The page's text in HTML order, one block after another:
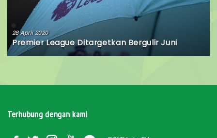
28 April 2020
Premier League Ditargetkan Bergulir Juni
Terhubung dengan kami